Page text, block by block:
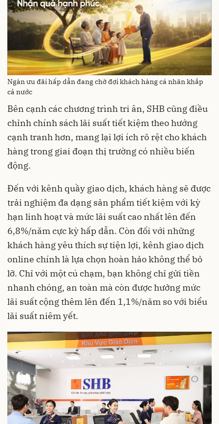
Ngàn ưu đãi hấp dẫn đang chờ đợi khách hàng cá nhân khắp
cả nước
Bên cạnh các chương trình tri ân, SHB cũng điều
chỉnh chính sách lãi suất tiết kiệm theo hướng
cạnh tranh hơn, mang lại lợi ích rõ rệt cho khách
hàng trong giai đoạn thị trường có nhiều biến
động.
Đến với kênh quầy giao dịch, khách hàng sẽ được
trải nghiệm đa dạng sản phẩm tiết kiệm với kỳ
hạn linh hoạt và mức lãi suất cao nhất lên đến
6,8%/năm cực kỳ hấp dẫn. Còn đối với những
khách hàng yêu thích sự tiện lợi, kênh giao dịch
online chính là lựa chọn hoàn hảo không thể bỏ
lỡ. Chỉ với một cú chạm, bạn không chỉ gửi tiền
nhanh chóng, an toàn mà còn được hưởng mức
lãi suất cộng thêm lên đến 1,1%/năm so với biểu
lãi suất niêm yết.